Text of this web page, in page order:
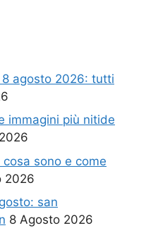
agosto 2026: tutti
immagini più nitide
sono e come
2026
san
8 Agosto 2026